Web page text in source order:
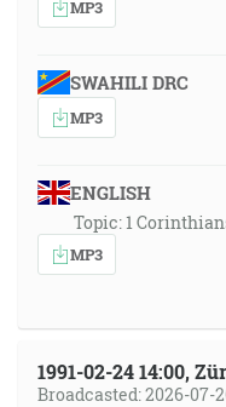
MP3
SWAHILI DRC
MP3
ENGLISH
Topic: 1
MP3
1991-02-24 14:00,
Broadcasted: 2026-07-